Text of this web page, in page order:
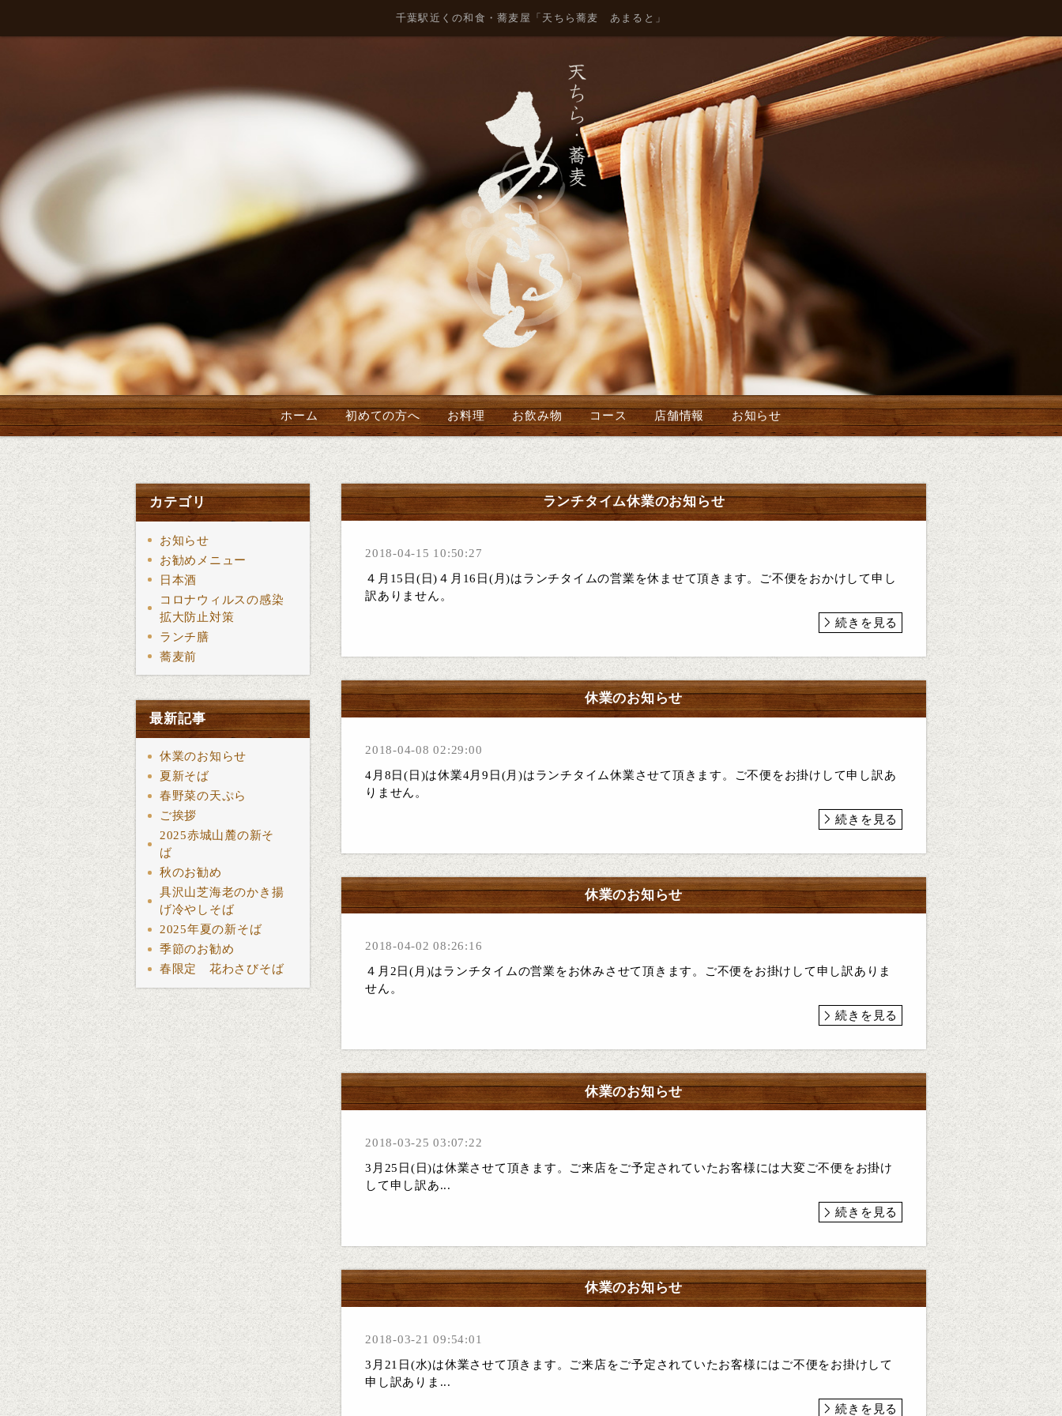
千葉駅近くの和食・蕎麦屋「天ちら蕎麦 あまると」
ホーム 初めての方へ お料理 お飲み物 コース 店舗情報 お知らせ
カテゴリ
お知らせ
お勧めメニュー
日本酒
コロナウィルスの感染
拡大防止対策
ランチ膳
蕎麦前
最新記事
休業のお知らせ
夏新そば
春野菜の天ぷら
ご挨拶
2025赤城山麓の新そ
ば
秋のお勧め
具沢山芝海老のかき揚
げ冷やしそば
2025年夏の新そば
季節のお勧め
春限定 花わさびそば
ランチタイム休業のお知らせ
2018-04-15 10:50:27
４月15日(日)４月16日(月)はランチタイムの営業を休ませて頂きます。ご不便をおかけして申し
訳ありません。
続きを見る
休業のお知らせ
2018-04-08 02:29:00
4月8日(日)は休業4月9日(月)はランチタイム休業させて頂きます。ご不便をお掛けして申し訳あ
りません。
続きを見る
休業のお知らせ
2018-04-02 08:26:16
４月2日(月)はランチタイムの営業をお休みさせて頂きます。ご不便をお掛けして申し訳ありま
せん。
続きを見る
休業のお知らせ
2018-03-25 03:07:22
3月25日(日)は休業させて頂きます。ご来店をご予定されていたお客様には大変ご不便をお掛け
して申し訳あ...
続きを見る
休業のお知らせ
2018-03-21 09:54:01
3月21日(水)は休業させて頂きます。ご来店をご予定されていたお客様にはご不便をお掛けして
申し訳ありま...
続きを見る